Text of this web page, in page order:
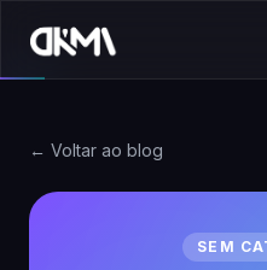
← Voltar ao blog
SEM